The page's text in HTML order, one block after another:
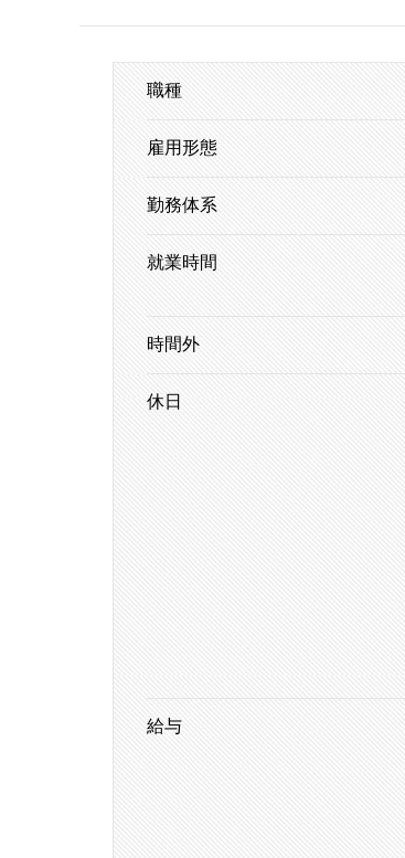
職種
雇用形態
勤務体系
就業時間
時間外
休日
給与